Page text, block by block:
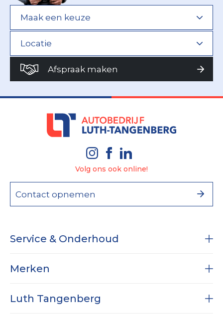
Afspraak maken
Volg ons ook online!
Contact opnemen
Service & Onderhoud
Diagnose
Airco service
Merken
Dodge RAM
Luth Tangenberg